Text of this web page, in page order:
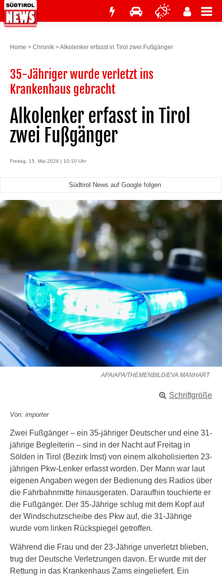
Home > Chronik >Alkolenker erfasst in Tirol zwei Fußgänger
35-Jähriger wurde verletzt ins
Krankenhaus gebracht
Alkolenker erfasst in Tirol
zwei Fußgänger
Freitag, 15. Mai 2026 | 10:10 Uhr
Südtirol News auf Google folgen
APA/APA/THEMENBILD/EVA MANHART
Schriftgröße
Von: importer
Zwei Fußgänger – ein 35-jähriger Deutscher und eine 31-
jährige Begleiterin – sind in der Nacht auf Freitag in
Sölden in Tirol (Bezirk Imst) von einem alkoholisierten 23-
jährigen Pkw-Lenker erfasst worden. Der Mann war laut
eigenen Angaben wegen der Bedienung des Radios über
die Fahrbahnmitte hinausgeraten. Daraufhin touchierte er
die Fußgänger. Der 35-Jährige schlug mit dem Kopf auf
der Windschutzscheibe des Pkw auf, die 31-Jährige
wurde vom linken Rückspiegel getroffen.
Während die Frau und der 23-Jährige unverletzt blieben,
trug der Deutsche Verletzungen davon. Er wurde mit der
Rettung in das Krankenhaus Zams eingeliefert. Ein